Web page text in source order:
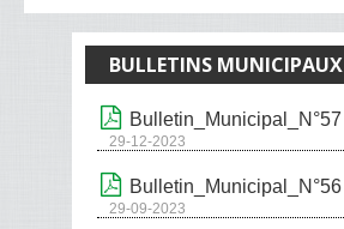
BULLETINS MUNICIPAUX
Bulletin_Municipal_N°57
29-12-2023
Bulletin_Municipal_N°56
29-09-2023